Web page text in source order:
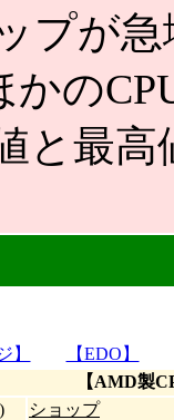
プが
かの
と最
】
【EDO】
【AMD製
ショップ